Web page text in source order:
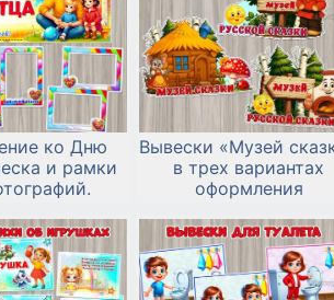
ко Дню
и рамки
Вывески «Музей
в трех вариантах
оформления